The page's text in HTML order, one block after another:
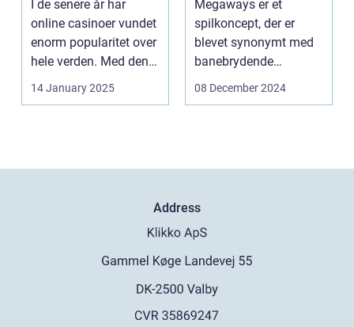
I de senere år har
online casinoer vundet
enorm popularitet over
hele verden. Med den
teknolog...
14 January 2025
Megaways er et
spilkoncept, der er
blevet synonymt med
banebrydende
innovation inden for
08 December 2024
Address